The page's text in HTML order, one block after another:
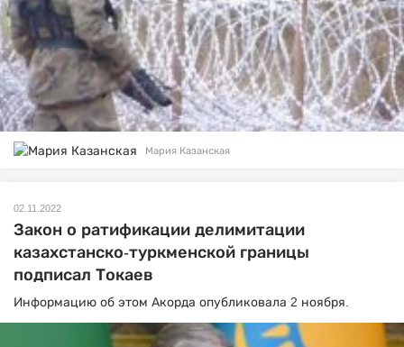
Мария Казанская
02.11.2022
Закон о ратификации делимитации
казахстанско-туркменской границы
подписал Токаев
Информацию об этом Акорда опубликовала 2 ноября.